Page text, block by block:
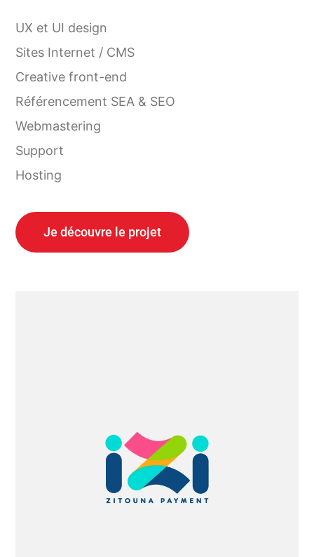
UX et UI design
Sites Internet / CMS
Creative front-end
Référencement SEA & SEO
Webmastering
Support
Hosting
Je découvre le projet